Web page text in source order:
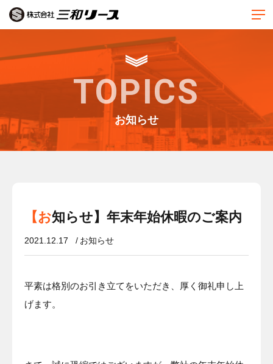
TOPICS
お知らせ
【お知らせ】年末年始休暇のご案内
2021.12.17 お知らせ
平素は格別のお引き立てをいただき、厚く御礼申し上
げます。